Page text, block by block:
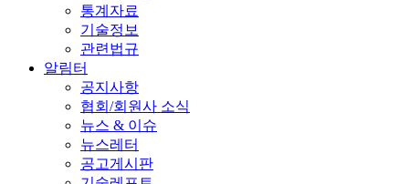
통계자료
기술정보
관련법규
알림터
공지사항
협회/회원사 소식
뉴스 & 이슈
뉴스레터
공고게시판